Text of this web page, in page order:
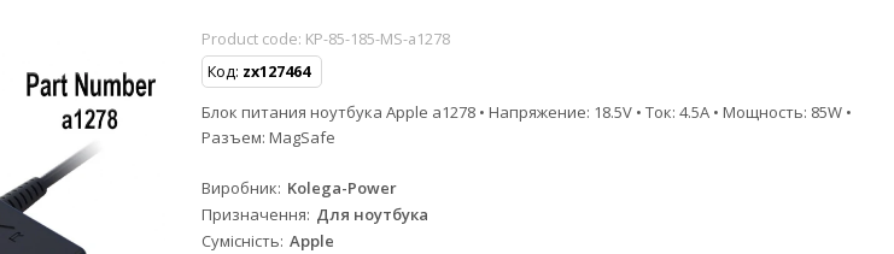
Product code: KP-85-185-MS-a1278
Код: zx127464
Блок питания ноутбука Apple a1278 • Напряжение: 18.5V • Ток: 4.5A • Мощность: 85W •
Разъем: MagSafe
Виробник Kolega-Power
Призначення Для ноутбука
Сумісність Apple